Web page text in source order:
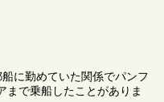
に勤めていた関係でパンフ
まで乗船したことがありま